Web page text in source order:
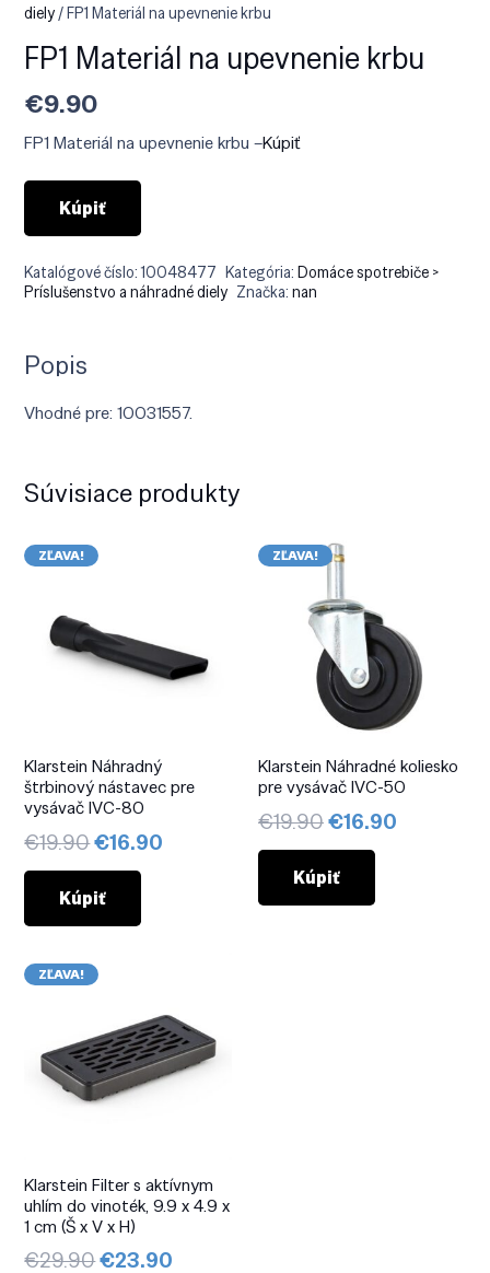
diely/ FP1 Materiál na upevnenie krbu
FP1 Materiál na upevnenie krbu
€9.90
FP1 Materiál na upevnenie krbu –Kúpiť
Kúpiť
Katalógové číslo:10048477 Kategória:Domáce spotrebiče >
Príslušenstvo a náhradné diely Značka:nan
Popis
Vhodné pre: 10031557.
Súvisiace produkty
ZĽAVA!
Klarstein Náhradný
štrbinový nástavec pre
vysávač IVC-80
€19.90Pôvodná
cena
bola:
€19.90.
€16.90
Kúpiť
ZĽAVA!
Klarstein Náhradné koliesko
pre vysávač IVC-50
€19.90Pôvodná
cena
bola:
€19.90.
€16.90
Kúpiť
ZĽAVA!
Klarstein Filter s aktívnym
uhlím do vinoték, 9.9 x 4.9 x
1 cm (Š x V x H)
€29.90Pôvodná
€23.90